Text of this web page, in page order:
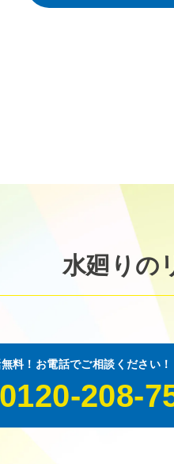
水廻りの
料！お電話でご相談ください！
208-